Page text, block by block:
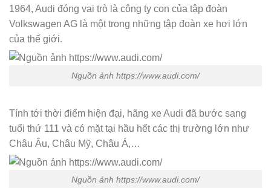
1964, Audi đóng vai trò là công ty con của tập đoàn
Volkswagen AG là một trong những tập đoàn xe hơi lớn
của thế giới.
Nguồn ảnh https://www.audi.com/
Tính tới thời điểm hiện đại, hãng xe Audi đã bước sang
tuổi thứ 111 và có mặt tại hầu hết các thị trường lớn như
Châu Âu, Châu Mỹ, Châu Á,…
Nguồn ảnh https://www.audi.com/